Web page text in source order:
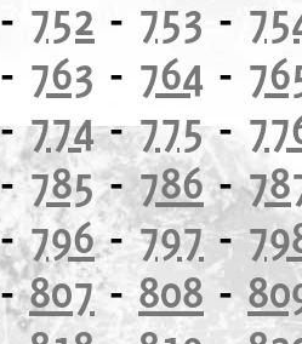
- 752 - 753 -
- 763 - 764 -
774-775-
785-786-
796-797-
807- 808 -